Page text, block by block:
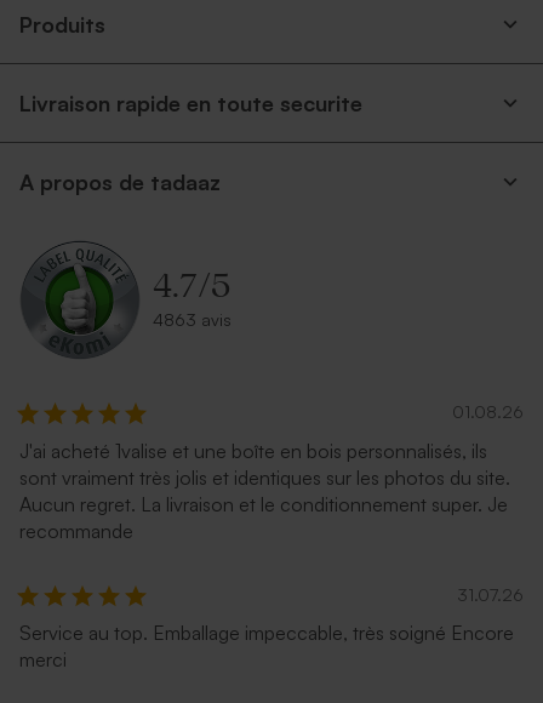
Produits
Livraison rapide en toute securite
A propos de tadaaz
4.7/5
4863 avis
01.08.26
J'ai acheté 1valise et une boîte en bois personnalisés, ils
sont vraiment très jolis et identiques sur les photos du site.
Aucun regret. La livraison et le conditionnement super. Je
recommande
31.07.26
Service au top. Emballage impeccable, très soigné Encore
merci